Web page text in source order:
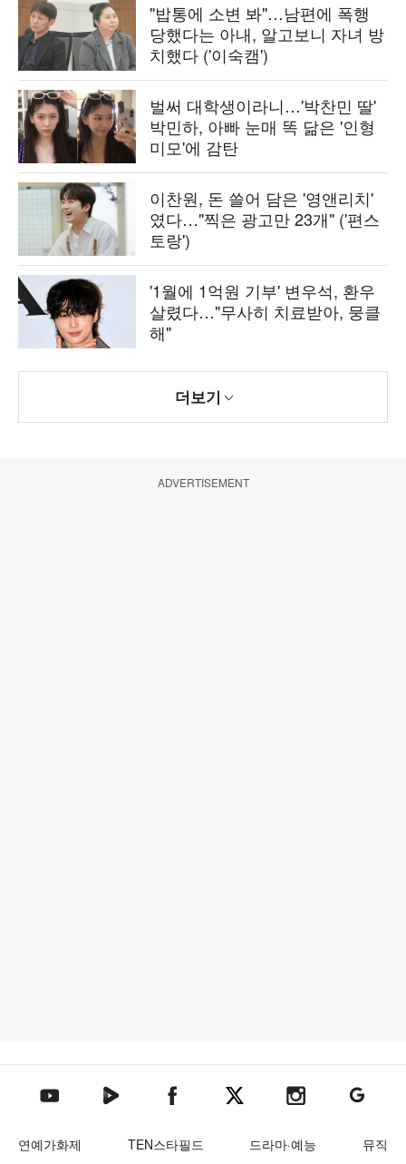
"밥통에 소변 봐"…남편에 폭행
당했다는 아내, 알고보니 자녀 방
치했다 ('이숙캠')
벌써 대학생이라니…'박찬민 딸'
박민하, 아빠 눈매 똑 닮은 '인형
미모'에 감탄
이찬원, 돈 쓸어 담은 '영앤리치'
였다…"찍은 광고만 23개" ('편스
토랑')
'1월에 1억원 기부' 변우석, 환우
살렸다…"무사히 치료받아, 뭉클
해"
더보기
ADVERTISEMENT
텐아시아 유튜브텐아시아 네이버TV텐아시아 페이스북텐아시아 엑스텐아시아 인스타그램
텐아시아
연예가화제 TEN스타필드 드라마·예능 뮤직